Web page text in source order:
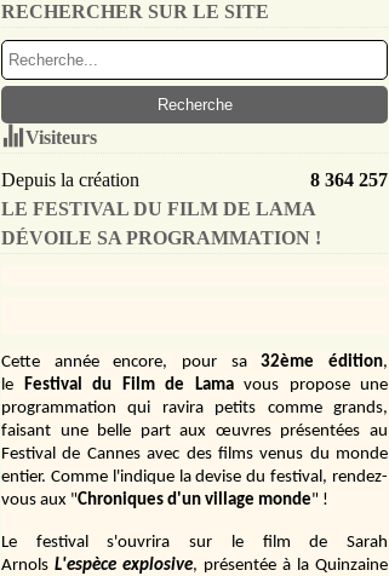
RECHERCHER SUR LE SITE
Visiteurs
Depuis la création
8 364 257
LE FESTIVAL DU FILM DE LAMA
DÉVOILE SA PROGRAMMATION !
Cette année encore, pour sa 32ème édition,
le Festival du Film de Lama vous propose une
programmation qui ravira petits comme grands,
faisant une belle part aux œuvres présentées au
Festival de Cannes avec des films venus du monde
entier. Comme l'indique la devise du festival, rendez-
vous aux "Chroniques d'un village monde" !
Le festival s'ouvrira sur le film de Sarah
Arnols L'espèce explosive, présentée à la Quinzaine